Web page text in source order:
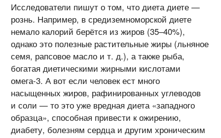
Исследователи пишут о том, что диета диете —
рознь. Например, в средиземноморской диете
немало калорий берётся из жиров (35–40%),
однако это полезные растительные жиры (льняное
семя, рапсовое масло и т. д.), а также рыба,
богатая диетическими жирными кислотами
омега-3. А вот если человек ест много
насыщенных жиров, рафинированных углеводов
и соли — то это уже вредная диета «западного
образца», способная привести к ожирению,
диабету, болезням сердца и другим хроническим